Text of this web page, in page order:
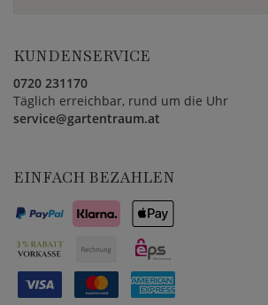
KUNDENSERVICE
0720 231170
Täglich erreichbar, rund um die Uhr
service@gartentraum.at
EINFACH BEZAHLEN